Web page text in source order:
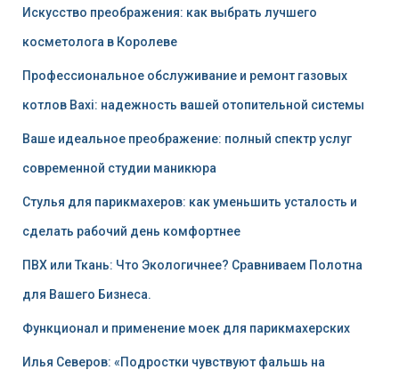
Искусство преображения: как выбрать лучшего
косметолога в Королеве
Профессиональное обслуживание и ремонт газовых
котлов Baxi: надежность вашей отопительной системы
Ваше идеальное преображение: полный спектр услуг
современной студии маникюра
Стулья для парикмахеров: как уменьшить усталость и
сделать рабочий день комфортнее
ПВХ или Ткань: Что Экологичнее? Сравниваем Полотна
для Вашего Бизнеса.
Функционал и применение моек для парикмахерских
Илья Северов: «Подростки чувствуют фальшь на